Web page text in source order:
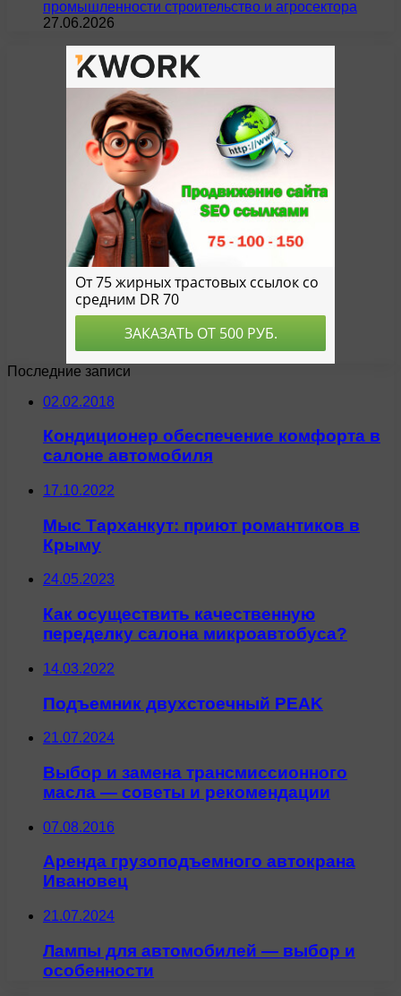
промышленности строительство и агросектора
27.06.2026
Последние записи
02.02.2018
Кондиционер обеспечение комфорта в
салоне автомобиля
17.10.2022
Мыс Тарханкут: приют романтиков в
Крыму
24.05.2023
Как осуществить качественную
переделку салона микроавтобуса?
14.03.2022
Подъемник двухстоечный PEAK
21.07.2024
Выбор и замена трансмиссионного
масла — советы и рекомендации
07.08.2016
Аренда грузоподъемного автокрана
Ивановец
21.07.2024
Лампы для автомобилей — выбор и
особенности